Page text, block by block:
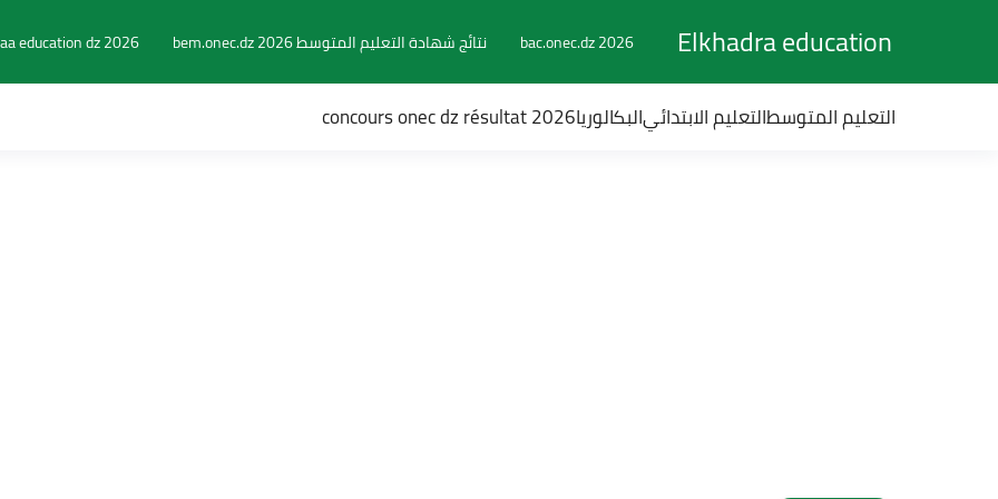
Elkhadra education
bac.onec.dz 2026 نتائج شهادة التعليم المتوسط 2026 bem.onec.dz education dz 2026
التعليم المتوسطالتعليم الابتدائيالبكالورياconcours onec dz résultat 2026